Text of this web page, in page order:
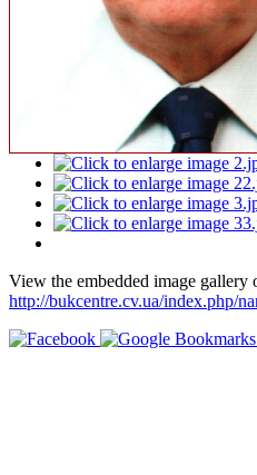
View the embedded image gallery
http://bukcentre.cv.ua/index.php/